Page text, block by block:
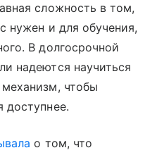
сложность в том,
нужен и для обучения,
В долгосрочной
надеются научиться
чтобы
доступнее.
о том, что